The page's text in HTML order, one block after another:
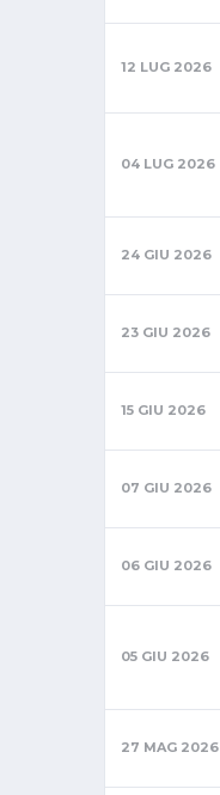
12 LUG 2026
04 LUG 2026
24 GIU 2026
23 GIU 2026
15 GIU 2026
07 GIU 2026
06 GIU 2026
05 GIU 2026
27 MAG 2026